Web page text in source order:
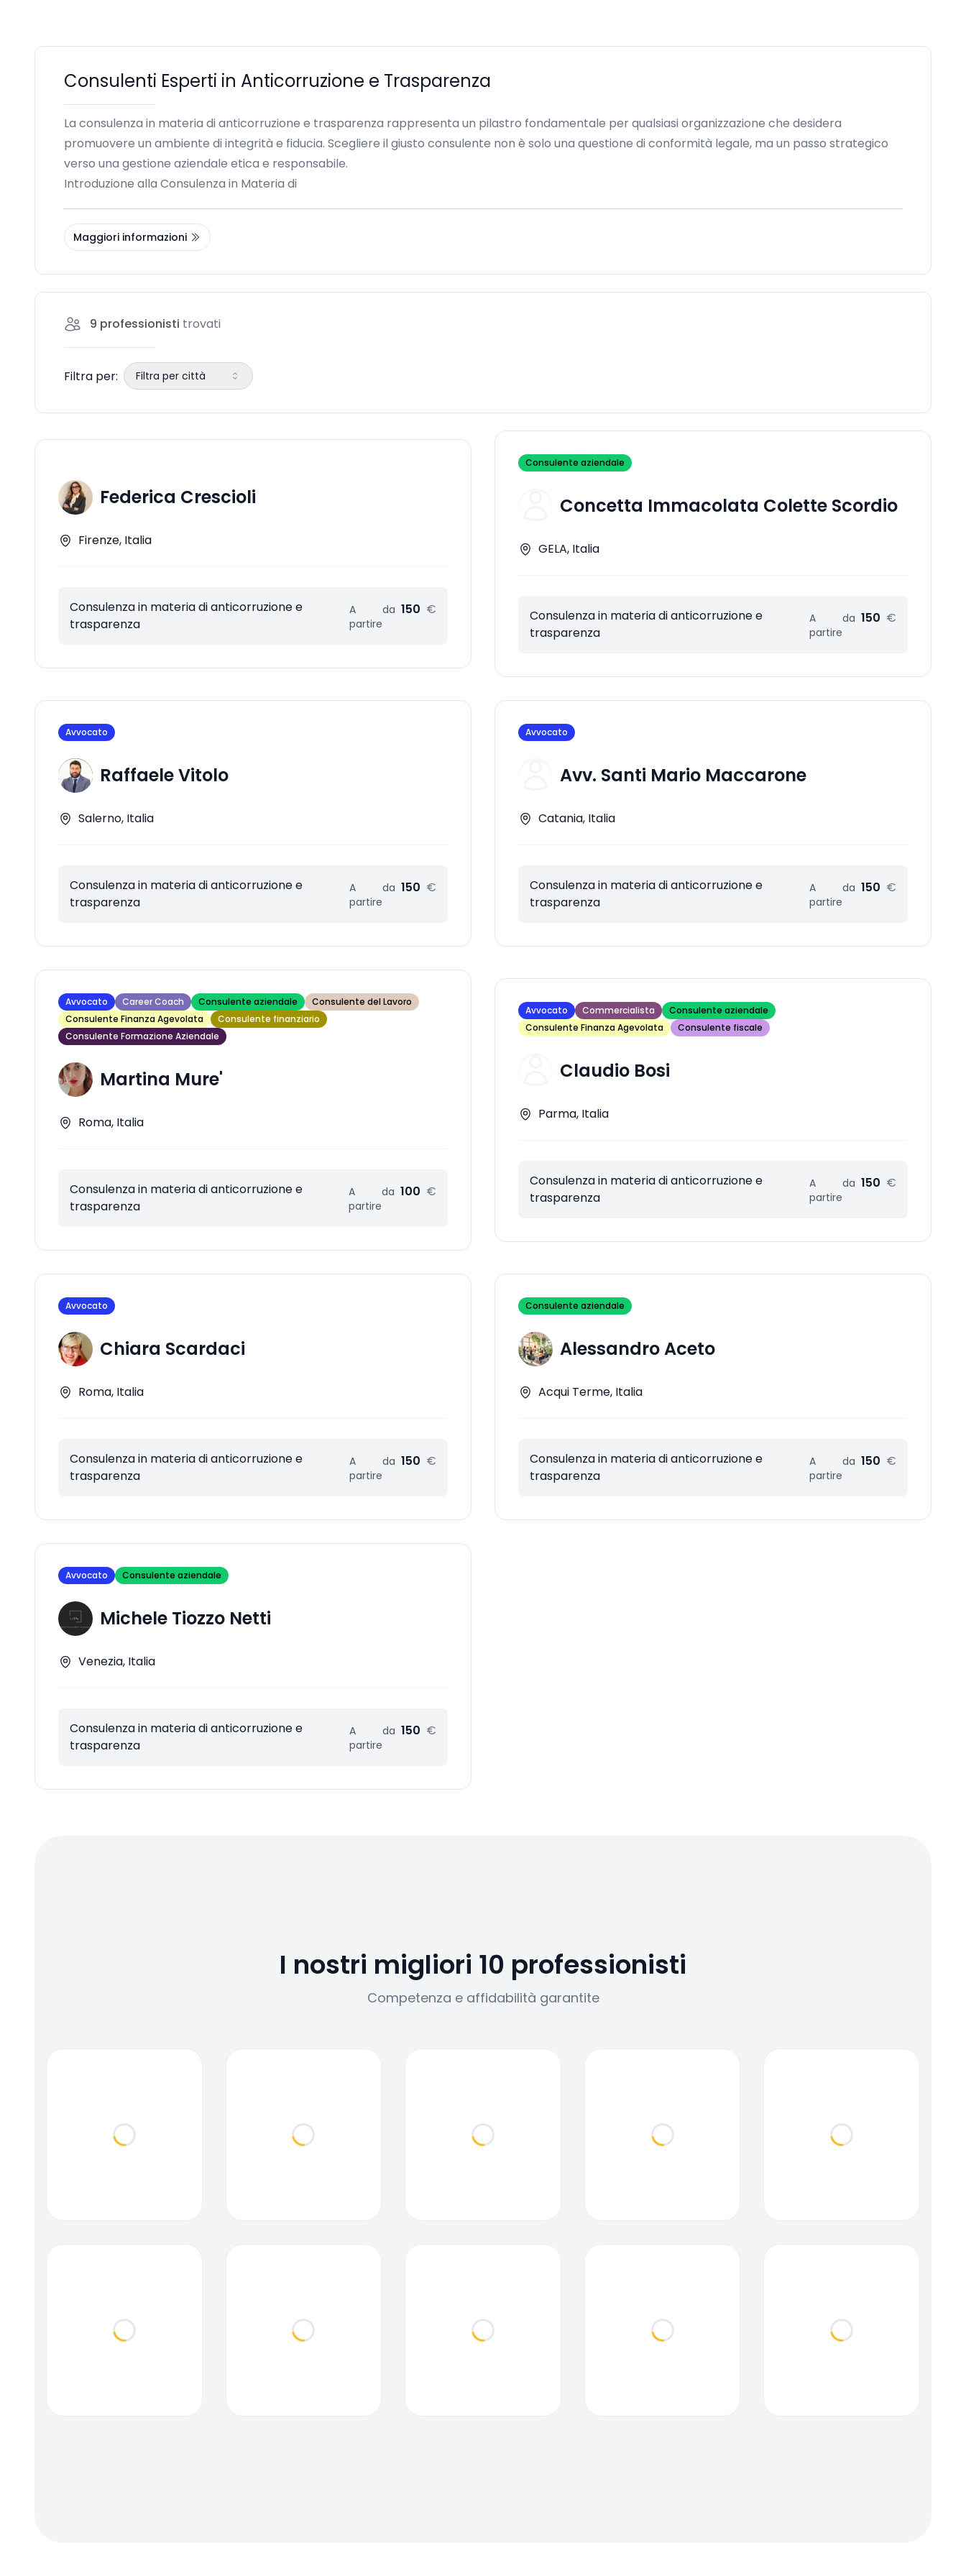
Consulenti Esperti in Anticorruzione e Trasparenza
La consulenza in materia di anticorruzione e trasparenza rappresenta un pilastro fondamentale per qualsiasi organizzazione che desidera
promuovere un ambiente di integrità e fiducia. Scegliere il giusto consulente non è solo una questione di conformità legale, ma un passo strategico
verso una gestione aziendale etica e responsabile.
Introduzione alla Consulenza in Materia di
Maggiori informazioni
9 professionisti trovati
Filtra per: Filtra per città
Federica Crescioli
Firenze, Italia
Consulenza in materia di anticorruzione e
trasparenza
A
partire
da 150 €
Consulente aziendale
Concetta Immacolata Colette Scordio
GELA, Italia
Consulenza in materia di anticorruzione e
trasparenza
A
partire
da 150 €
Avvocato
Raffaele Vitolo
Salerno, Italia
Consulenza in materia di anticorruzione e
trasparenza
A
partire
da 150 €
Avvocato
Avv. Santi Mario Maccarone
Catania, Italia
Consulenza in materia di anticorruzione e
trasparenza
A
partire
da 150 €
Avvocato Career Coach Consulente aziendale
Consulente del Lavoro
Consulente Finanza Agevolata
Consulente finanziario
Consulente Formazione Aziendale
Martina Mure'
Roma, Italia
Consulenza in materia di anticorruzione e
trasparenza
A
partire
da 100 €
Avvocato Commercialista
Consulente aziendale
Consulente Finanza Agevolata
Consulente fiscale
Claudio Bosi
Parma, Italia
Consulenza in materia di anticorruzione e
trasparenza
A
partire
da 150 €
Avvocato
Chiara Scardaci
Roma, Italia
Consulenza in materia di anticorruzione e
trasparenza
A
partire
da 150 €
Consulente aziendale
Alessandro Aceto
Acqui Terme, Italia
Consulenza in materia di anticorruzione e
trasparenza
A
partire
da 150 €
Avvocato Consulente aziendale
Michele Tiozzo Netti
Venezia, Italia
Consulenza in materia di anticorruzione e
trasparenza
A
partire
da 150 €
I nostri migliori 10 professionisti
Competenza e affidabilità garantite
Loading... Loading... Loading... Loading... Loading...
Loading... Loading... Loading... Loading... Loading...